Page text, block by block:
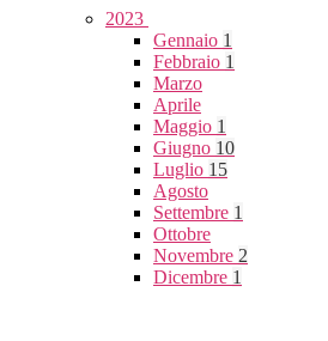
2023
Gennaio 1
Febbraio 1
Marzo
Aprile
Maggio 1
Giugno 10
Luglio 15
Agosto
Settembre 1
Ottobre
Novembre 2
Dicembre 1